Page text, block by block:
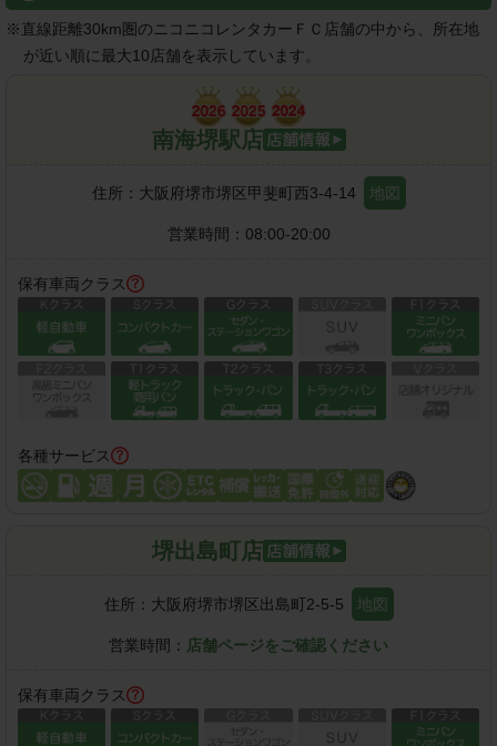
※直線距離30km圏のニコニコレンタカーＦＣ店舗の中から、所在地
が近い順に最大10店舗を表示しています。
南海堺駅店
住所： 大阪府堺市堺区甲斐町西3-4-14 地図
営業時間： 08:00-20:00
保有車両クラス
各種サービス
堺出島町店
住所： 大阪府堺市堺区出島町2-5-5 地図
営業時間： 店舗ページをご確認ください
保有車両クラス